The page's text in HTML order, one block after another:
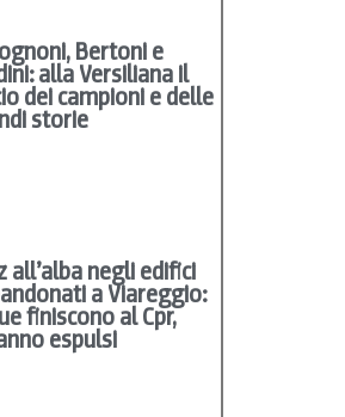
Bertoni e
alla Versiliana il
dei campioni e delle
storie
all’alba negli edifici
a Viareggio:
finiscono al Cpr,
espulsi